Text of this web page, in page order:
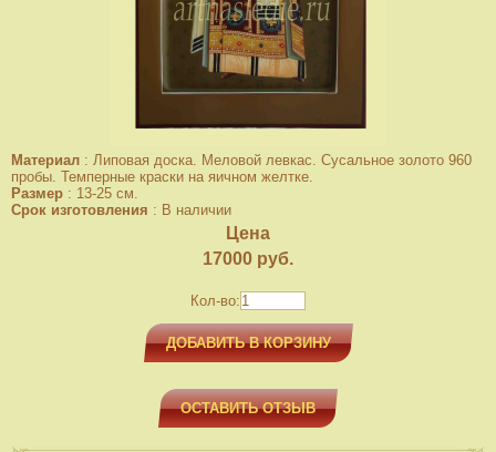
Материал : Липовая доска. Меловой левкас. Сусальное золото 960
пробы. Темперные краски на яичном желтке.
Размер : 13-25 см.
Срок изготовления : В наличии
Цена
17000 руб.
Кол-во:
ДОБАВИТЬ В КОРЗИНУ
ОСТАВИТЬ ОТЗЫВ